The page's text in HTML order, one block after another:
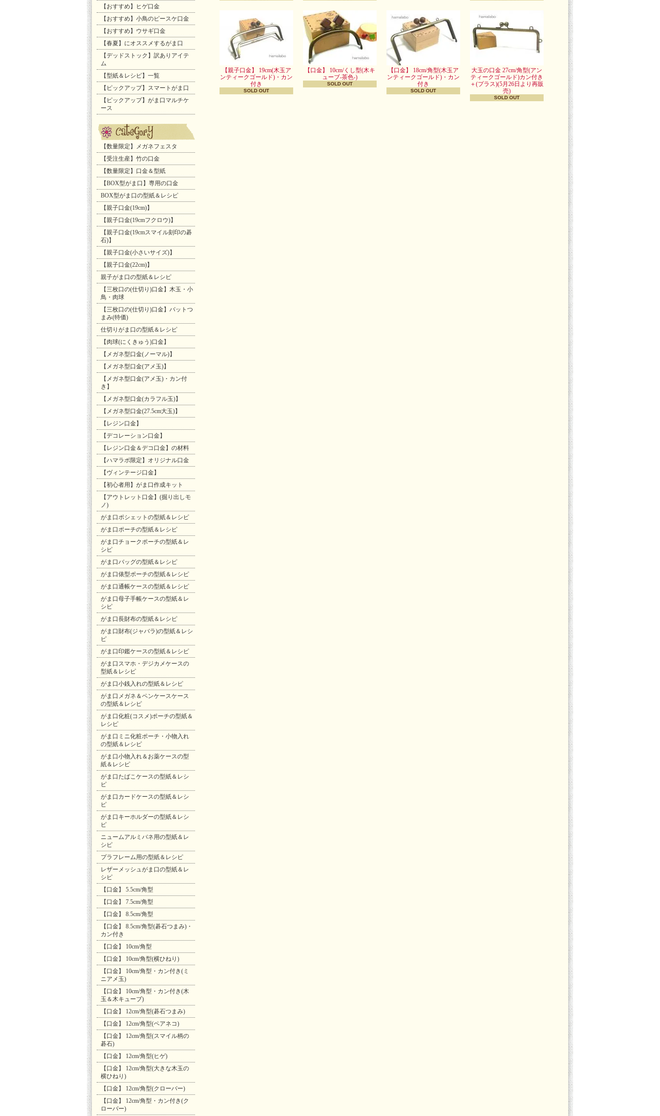
【おすすめ】ヒゲ口金
【おすすめ】小鳥のピースケ口金
【おすすめ】ウサギ口金
【春夏】にオススメするがま口
【デッドストック】訳ありアイテ
ム
【型紙＆レシピ】一覧
【ピックアップ】スマートがま口
【ピックアップ】がま口マルチケ
ース
【数量限定】メガネフェスタ
【受注生産】竹の口金
【数量限定】口金＆型紙
【BOX型がま口】専用の口金
BOX型がま口の型紙＆レシピ
【親子口金(19cm)】
【親子口金(19cmフクロウ)】
【親子口金(19cmスマイル刻印の碁
石)】
【親子口金(小さいサイズ)】
【親子口金(22cm)】
親子がま口の型紙＆レシピ
【三枚口の(仕切り)口金】木玉・小
鳥・肉球
【三枚口の(仕切り)口金】バットつ
まみ(特価)
仕切りがま口の型紙＆レシピ
【肉球(にくきゅう)口金】
【メガネ型口金(ノーマル)】
【メガネ型口金(アメ玉)】
【メガネ型口金(アメ玉)・カン付
き】
【メガネ型口金(カラフル玉)】
【メガネ型口金(27.5cm大玉)】
【レジン口金】
【デコレーション口金】
【レジン口金＆デコ口金】の材料
【ハマラボ限定】オリジナル口金
【ヴィンテージ口金】
【初心者用】がま口作成キット
【アウトレット口金】(掘り出しモ
ノ)
がま口ポシェットの型紙＆レシピ
がま口ポーチの型紙＆レシピ
がま口チョークポーチの型紙＆レ
シピ
がま口バッグの型紙＆レシピ
がま口俵型ポーチの型紙＆レシピ
がま口通帳ケースの型紙＆レシピ
がま口母子手帳ケースの型紙＆レ
シピ
がま口長財布の型紙＆レシピ
がま口財布(ジャバラ)の型紙＆レシ
ピ
がま口印鑑ケースの型紙＆レシピ
がま口スマホ・デジカメケースの
型紙＆レシピ
がま口小銭入れの型紙＆レシピ
がま口メガネ＆ペンケースケース
の型紙＆レシピ
がま口化粧(コスメ)ポーチの型紙＆
レシピ
がま口ミニ化粧ポーチ・小物入れ
の型紙＆レシピ
がま口小物入れ＆お薬ケースの型
紙＆レシピ
がま口たばこケースの型紙＆レシ
ピ
がま口カードケースの型紙＆レシ
ピ
がま口キーホルダーの型紙＆レシ
ピ
ニュームアルミバネ用の型紙＆レ
シピ
プラフレーム用の型紙＆レシピ
レザーメッシュがま口の型紙＆レ
シピ
【口金】 5.5cm/角型
【口金】 7.5cm/角型
【口金】 8.5cm/角型
【口金】 8.5cm/角型(碁石つまみ)・
カン付き
【口金】 10cm/角型
【口金】 10cm/角型(横ひねり)
【口金】 10cm/角型・カン付き(ミ
ニアメ玉)
【口金】 10cm/角型・カン付き(木
玉＆木キューブ)
【口金】 12cm/角型(碁石つまみ)
【口金】 12cm/角型(ペアネコ)
【口金】 12cm/角型(スマイル柄の
碁石)
【口金】 12cm/角型(ヒゲ)
【口金】 12cm/角型(大きな木玉の
横ひねり)
【口金】 12cm/角型(クローバー)
【口金】 12cm/角型・カン付き(ク
ローバー)
【親子口金】 19cm(木玉ア
ンティークゴールド)・カン
付き
SOLD OUT
【口金】 10cm/くし型(木キ
ューブ-茶色-)
SOLD OUT
【口金】 18cm/角型(木玉ア
ンティークゴールド)・カン
付き
SOLD OUT
大玉の口金 27cm/角型(アン
ティークゴールド)カン付き
＋(プラス)(5月26日より再販
売)
SOLD OUT